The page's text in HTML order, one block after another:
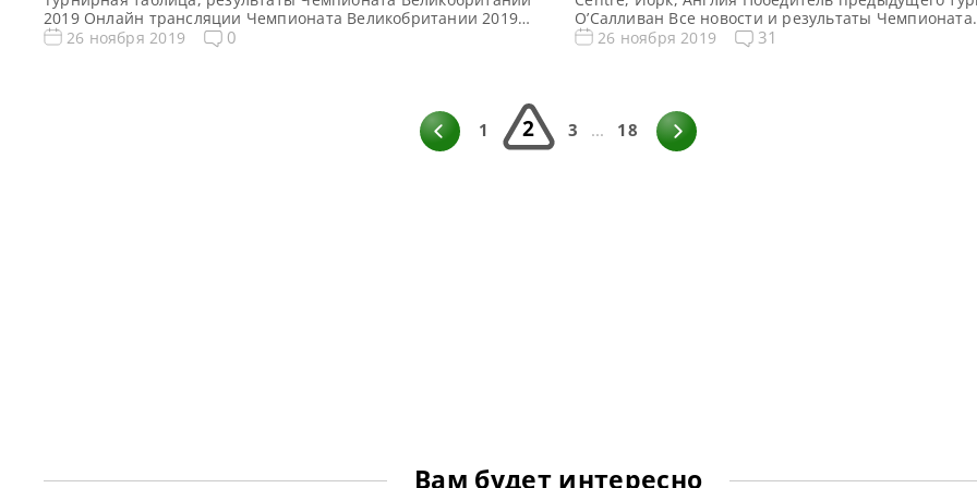
2019 Онлайн трансляции Чемпионата Великобритании 2019
Видео Чемпионата Великобритании 2019 Видеоповторы
26 ноября 2019 0
О’Салливан Все новости и результаты Чемпионата
Великобритании 2019 Онлайн трансляции
побед) 11 […]
26 ноября 2019 31
1 2 3 ... 18
Вам будет интересно